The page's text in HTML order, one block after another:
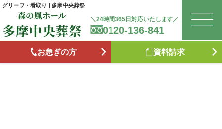
お
グリーフ・看取り | 多摩中央葬祭
＼24時間365日対応いたします／
0120-136-841
お急ぎの方 資料請求